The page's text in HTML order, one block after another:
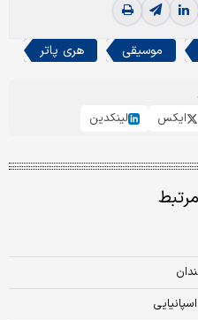
موسیقی هری پاتر
ایکس لینکدین